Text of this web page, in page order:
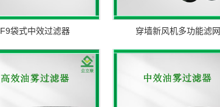
F9袋式中效过滤器 穿墙新风机多功能滤网